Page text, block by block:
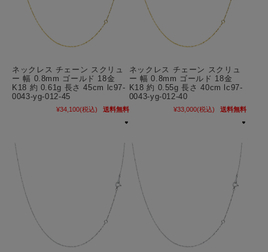
ネックレス チェーン スクリュ
ー 幅 0.8mm ゴールド 18金
K18 約 0.61g 長さ 45cm lc97-
0043-yg-012-45
¥34,100(税込) 送料無料
ネックレス チェーン スクリュ
ー 幅 0.8mm ゴールド 18金
K18 約 0.55g 長さ 40cm lc97-
0043-yg-012-40
¥33,000(税込) 送料無料